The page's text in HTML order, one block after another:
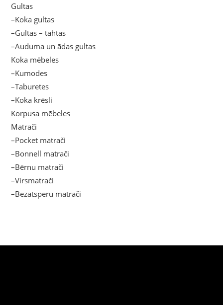
Gultas
–Koka gultas
–Gultas – tahtas
–Auduma un ādas gultas
Koka mēbeles
–Kumodes
–Taburetes
–Koka krēsli
Korpusa mēbeles
Matrači
–Pocket matrači
–Bonnell matrači
–Bērnu matrači
–Virsmatrači
–Bezatsperu matrači